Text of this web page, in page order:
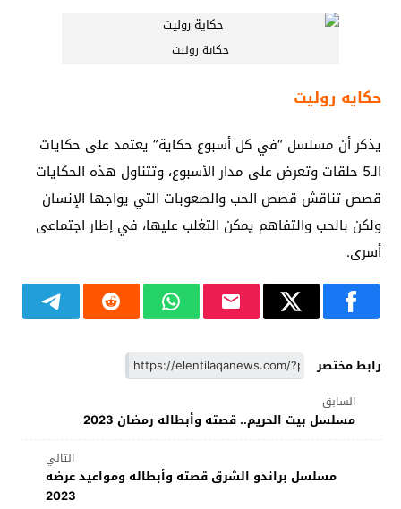
حكاية روليت
حكايه روليت
يذكر أن مسلسل “في كل أسبوع حكاية” يعتمد على حكايات
الـ5 حلقات وتعرض على مدار الأسبوع، وتتناول هذه الحكايات
قصص تناقش قصص الحب والصعوبات التي يواجها الإنسان
ولكن بالحب والتفاهم يمكن التغلب عليها، في إطار اجتماعى
أسرى.
رابط مختصر
السابق
مسلسل بيت الحريم.. قصته وأبطاله رمضان 2023
التالي
مسلسل براندو الشرق قصته وأبطاله ومواعيد عرضه
2023